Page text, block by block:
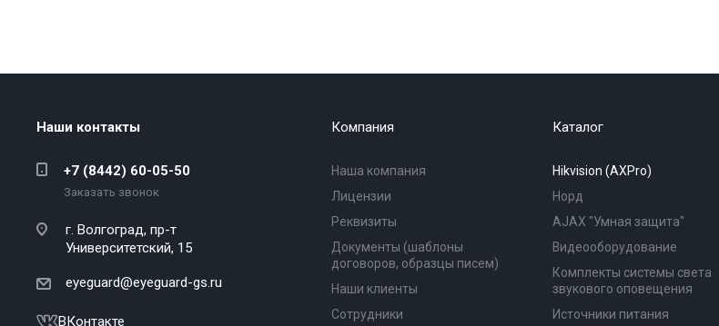
Наши контакты
+7 (8442) 60-05-50
Заказать звонок
г. Волгоград, пр-т
Университетский, 15
eyeguard@eyeguard-gs.ru
ВКонтакте
Компания
Наша компания
Лицензии
Реквизиты
Документы (шаблоны
договоров, образцы писем)
Наши клиенты
Сотрудники
Каталог
Hikvision (AXPro)
Норд
AJAX "Умная защита"
Видеооборудование
Комплекты системы света
звукового оповещения
Источники питания